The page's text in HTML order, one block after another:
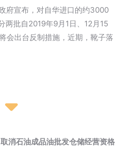
府宣布，对自华进口的约3000
两批自2019年9月1日、12月15
会出台反制措施，近期，靴子落
消石油成品油批发仓储经营资格